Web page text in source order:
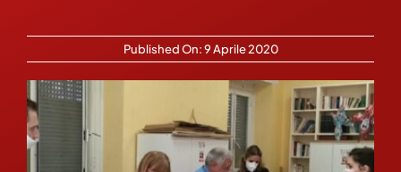
Published On: 9 Aprile 2020